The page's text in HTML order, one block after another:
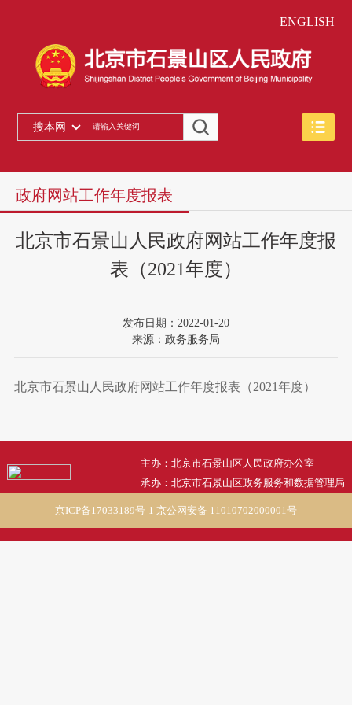
ENGLISH
搜本网
政府网站工作年度报表
北京市石景山人民政府网站工作年度报
表（2021年度）
发布日期：2022-01-20
来源：政务服务局
北京市石景山人民政府网站工作年度报表（2021年度）
主办：北京市石景山区人民政府办公室
承办：北京市石景山区政务服务和数据管理局
京ICP备17033189号-1 京公网安备 11010702000001号